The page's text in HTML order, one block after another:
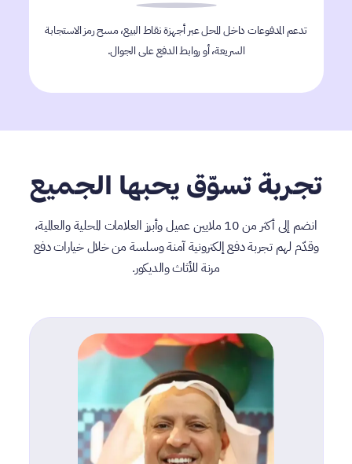
تدعم المدفوعات داخل المحل عبر أجهزة نقاط البيع، مسح رمز الاستجابة
السريعة، أو روابط الدفع على الجوال.
تجربة تسوّق يحبها الجميع
انضم إلى أكثر من 10 ملايين عميل وأبرز العلامات المحلية والعالمية،
وقدّم لهم تجربة دفع إلكترونية آمنة وسلسة من خلال خيارات دفع
مرنة للأثاث والديكور.